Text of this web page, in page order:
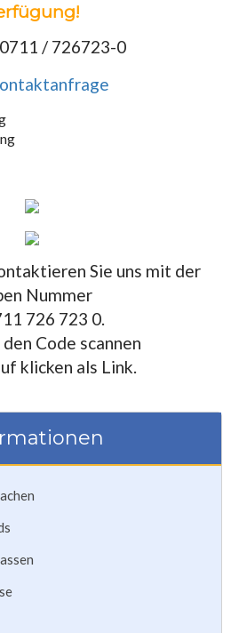
/ 726723-0
Sie uns mit der
Nummer
726 723 0.
Code scannen
klicken als Link.